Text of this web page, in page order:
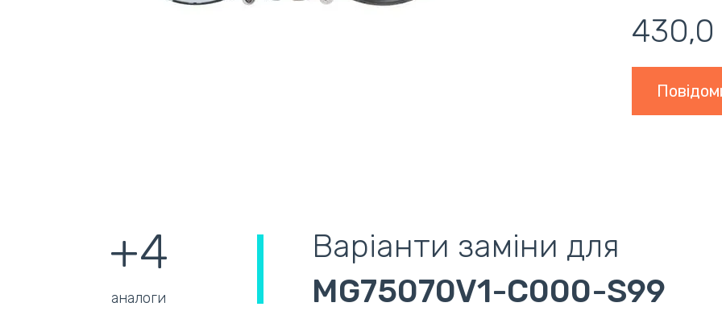
430,0
+4
аналоги
Варіанти заміни для
MG75070V1-C000-S99